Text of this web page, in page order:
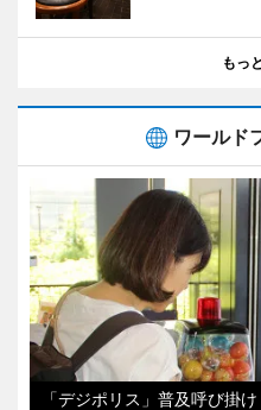
もっ
ワールド
「デジポリス」普及呼び掛け